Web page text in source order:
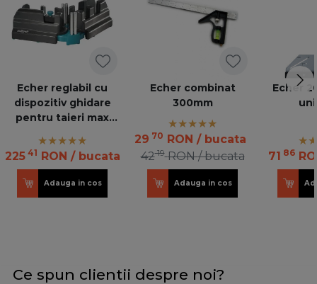
Echer reglabil cu
dispozitiv ghidare
pentru taieri max
225 41 RON / bucata
Adauga in cos
Echer combinat
300mm
29 70 RON / bucata
4219 RON / bucata
Adauga in cos
Echer
71 86
Ce spun clientii despre noi?